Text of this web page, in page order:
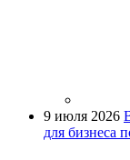
9 июля 2026
для бизнеса